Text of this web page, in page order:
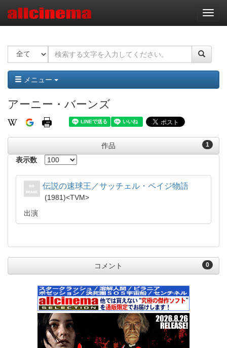
ナ
ビ
ー
ョ
ン
メニュー
アーニー・バーンズ
1
作品
表示数
伝説の速球王／サッチェル・ペイジ物語
1981
TVM
出演
0
コメント